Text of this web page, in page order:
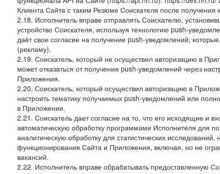
Клиента Сайта с таким Резюме Соискателя после
2.18. Исполнитель вправе отправлять Соискателю,
устройство Соискателя, используя технологию push-
даёт свое согласие на получение push-уведомлений,
(рекламу).
2.19. Соискатель, который не осуществил авторизацию в
может отказаться от получения push-уведомлений через
Приложения.
2.20. Соискатель, который осуществил авторизацию в
настроить тематику получаемых push-уведомлений или
в Приложении.
2.21. Соискатель дает согласие на то, что его исходящие и
автоматическую обработку программами Исполнителя для
аналитическую обработку для статистических
функционирования Сайта и Приложения, включая, но не
вакансий.
2.22. Исполнитель вправе обрабатывать предоставленную